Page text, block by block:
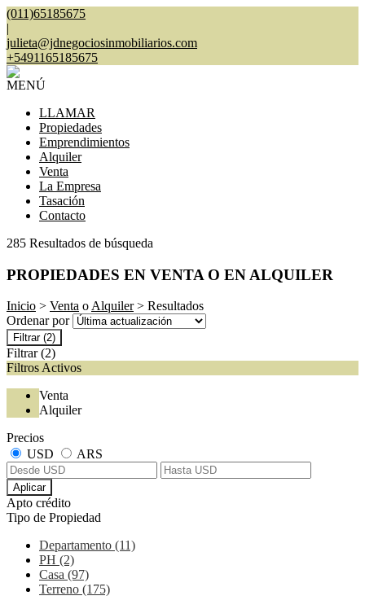
(011)65185675
|
julieta@jdnegociosinmobiliarios.com
+5491165185675
MENÚ
LLAMAR
Propiedades
Emprendimientos
Alquiler
Venta
La Empresa
Tasación
Contacto
285 Resultados de búsqueda
PROPIEDADES EN VENTA O EN ALQUILER
Inicio > Venta oAlquiler> Resultados
Ordenar por
Filtrar (2)
Filtrar (2)
Filtros Activos
Venta
Alquiler
Precios
USD
ARS
Aplicar
Apto crédito
Tipo de Propiedad
Departamento (11)
PH (2)
Casa (97)
Terreno (175)